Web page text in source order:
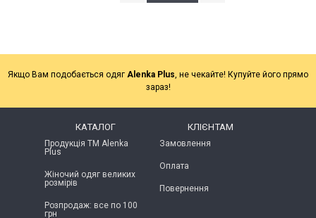
Якщо Вам подобається одяг Alenka Plus, не чекайте! Купуйте його прямо
зараз!
КАТАЛОГ
Продукція ТМ Alenka
Plus
Жіночий одяг великих
розмірів
Розпродаж: все по 100
грн
КЛІЄНТАМ
Замовлення
Оплата
Повернення